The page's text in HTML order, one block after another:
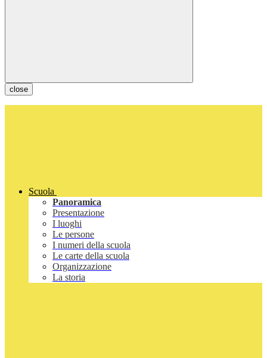
close
Scuola
Panoramica
Presentazione
I luoghi
Le persone
I numeri della scuola
Le carte della scuola
Organizzazione
La storia